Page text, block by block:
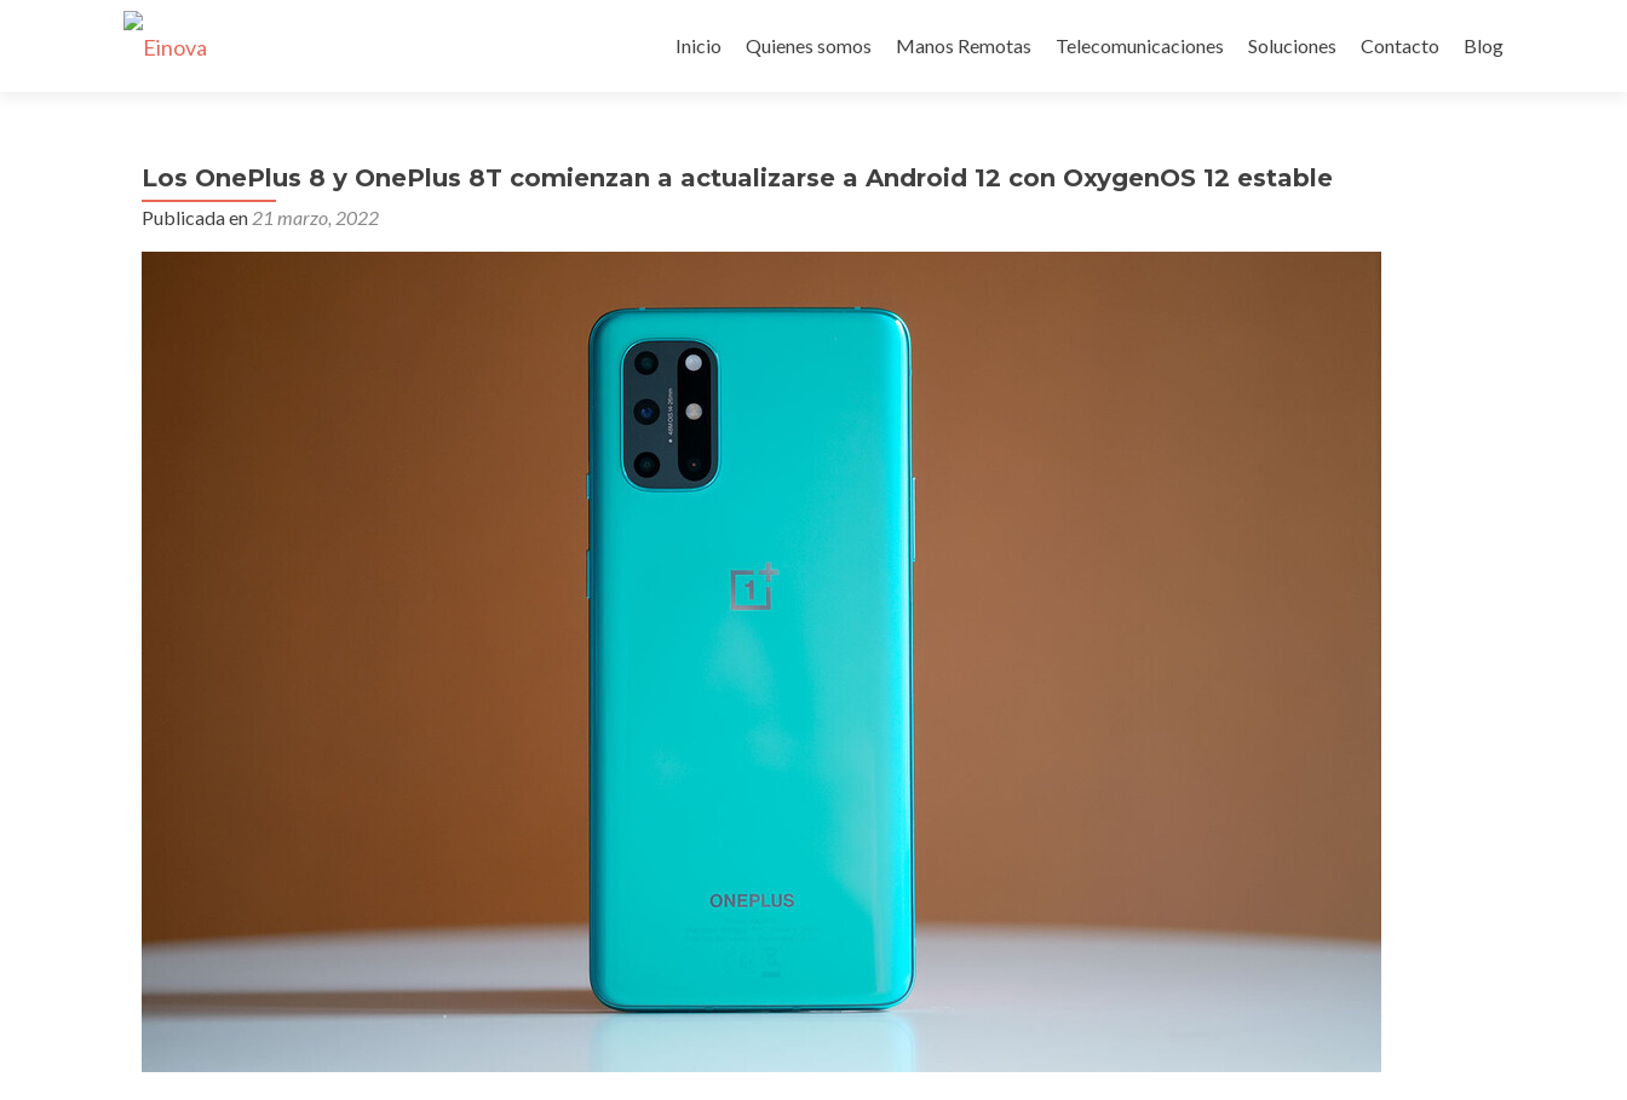
al
Inicio Quienes somos Manos Remotas Telecomunicaciones Soluciones Contacto Blog
Los OnePlus 8 y OnePlus 8T comienzan a actualizarse a Android 12 con OxygenOS 12 estable
Publicada en 21 marzo, 2022